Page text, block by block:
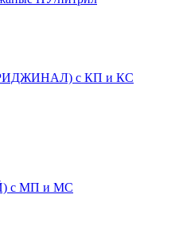
с КП и КС
с МП и МС